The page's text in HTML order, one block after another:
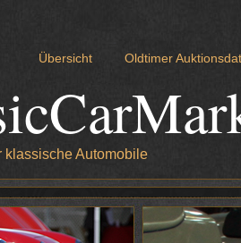
Übersicht Oldtimer
klassische Automobile